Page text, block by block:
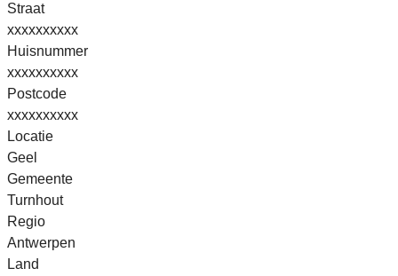
Straat
xxxxxxxxxx
Huisnummer
xxxxxxxxxx
Postcode
xxxxxxxxxx
Locatie
Geel
Gemeente
Turnhout
Regio
Antwerpen
Land